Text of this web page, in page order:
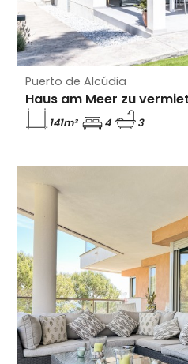
Puerto de Alcúdia
141m² 4 3